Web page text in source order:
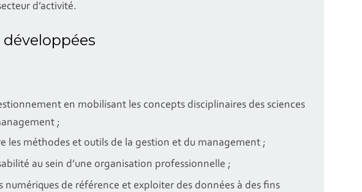
d’activité.
en mobilisant les concepts disciplinaires des sciences
;
les méthodes et outils de la gestion et du management ;
au sein d’une organisation professionnelle ;
numériques de référence et exploiter des données à des fins